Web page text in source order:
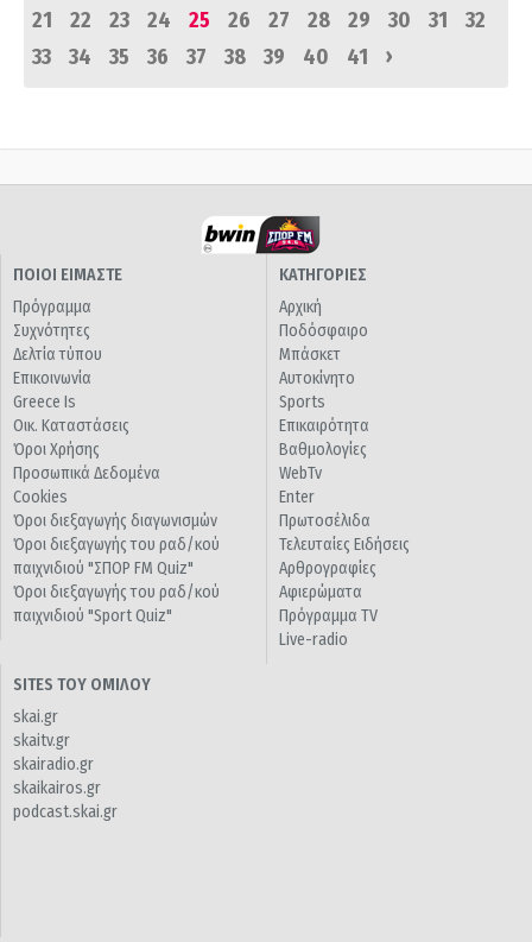
21
22 23 24 25 26 27 28 29 30 31
32
33
34 35 36 37 38 39 40 41 ›
ΠΟΙΟΙ ΕΙΜΑΣΤΕ
Πρόγραμμα
Συχνότητες
Δελτία τύπου
Επικοινωνία
Greece Is
Οικ. Καταστάσεις
Όροι Χρήσης
Προσωπικά Δεδομένα
Cookies
Όροι διεξαγωγής διαγωνισμών
Όροι διεξαγωγής του ραδ/κού
παιχνιδιού "ΣΠΟΡ FM Quiz"
Όροι διεξαγωγής του ραδ/κού
παιχνιδιού "Sport Quiz"
ΚΑΤΗΓΟΡΙΕΣ
Αρχική
Ποδόσφαιρο
Μπάσκετ
Αυτοκίνητο
Sports
Επικαιρότητα
Βαθμολογίες
WebTv
Enter
Πρωτοσέλιδα
Τελευταίες Ειδήσεις
Αρθρογραφίες
Αφιερώματα
Πρόγραμμα TV
Live-radio
SITES ΤΟΥ ΟΜΙΛΟΥ
skai.gr
skaitv.gr
skairadio.gr
skaikairos.gr
podcast.skai.gr